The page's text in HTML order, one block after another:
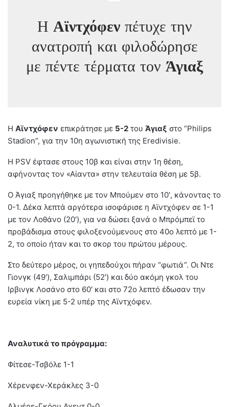
Η Αϊντχόφενπέτυχε την
ανατροπή και φιλοδώρησε
με πέντε τέρματα τον Άγιαξ
H Αϊντχόφεν επικράτησε με 5-2 του Άγιαξ στο “Philips
Stadion”, για την 10η αγωνιστική της Eredivisie.
H PSV έφτασε στους 10β και είναι στην 1η θέση,
αφήνοντας τον «Αίαντα» στην τελευταία θέση με 5β.
Ο Άγιαξ προηγήθηκε με τον Μπούμεν στο 10′, κάνοντας το
0-1. Δέκα λεπτά αργότερα ισοφάρισε η Αϊντχόφεν σε 1-1
με τον Λοθάνο (20′), για να δώσει ξανά ο Μπρόμπεϊ το
προβάδισμα στους φιλοξενούμενους στο 40ο λεπτό με 1-
2, το οποίο ήταν και το σκορ του πρώτου μέρους.
Στο δεύτερο μέρος, οι γηπεδούχοι πήραν “φωτιά”. Οι Ντε
Γιονγκ (49′), Σαλιμπάρι (52′) και δύο ακόμη γκολ του
Ιρβινγκ Λοσάνο στο 60′ και στο 72ο λεπτό έδωσαν την
ευρεία νίκη με 5-2 υπέρ της Αϊντχόφεν.
Αναλυτικά το πρόγραμμα:
Φίτεσε-Τσβόλε 1-1
Χέρενφεν-Χεράκλες 3-0